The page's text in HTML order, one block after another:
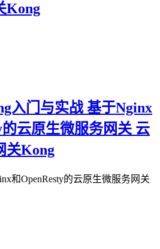
Kong
入门与实战 基于Nginx
的云原生微服务网关 云
关Kong
和OpenResty的云原生微服务网关